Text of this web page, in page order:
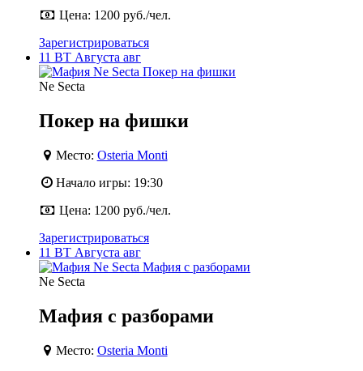
Цена: 1200 руб./чел.
Зарегистрироваться
11 ВТ Августа авг
Ne Secta
Покер на фишки
Место: Osteria Monti
Начало игры: 19:30
Цена: 1200 руб./чел.
Зарегистрироваться
11 ВТ Августа авг
Ne Secta
Мафия с разборами
Место: Osteria Monti